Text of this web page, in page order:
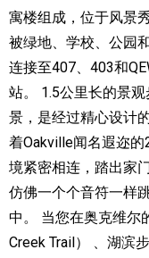
寓楼组成，位于风景
被绿地、学校、公园
连接至407、403和
站。 1.5公里长的景
景，是经过精心设计
着Oakville闻名遐迩
境紧密相连，踏出家
仿佛一个个音符一样
中。 当您在奥克维尔
Creek Trail） 、湖滨